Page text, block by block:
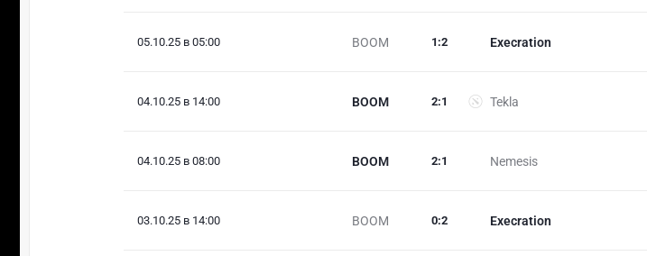
05.10.25 в 05:00 BOOM Execration
1 :2
04.10.25 в 14:00 BOOM Tekla
2:1
04.10.25 в 08:00 BOOM Nemesis
2:1
03.10.25 в 14:00 BOOM Execration
0:2